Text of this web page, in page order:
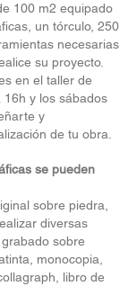
100 m2 equipado
un tórculo, 250
necesarias
su proyecto.
en el taller de
16h y los sábados
y
de tu obra.
se pueden
sobre piedra,
diversas
sobre
monocopia,
libro de